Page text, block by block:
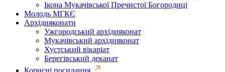
Ікона Мукачівської Пречистої Богородиці
Молодь МГКЄ
Архідияконати
Ужгородський архідияконат
Мукачівський архідияконат
Хустський вікаріат
Берегівський деканат
Корисні посилання